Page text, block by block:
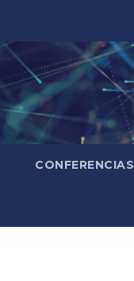
CONFERENCIAS